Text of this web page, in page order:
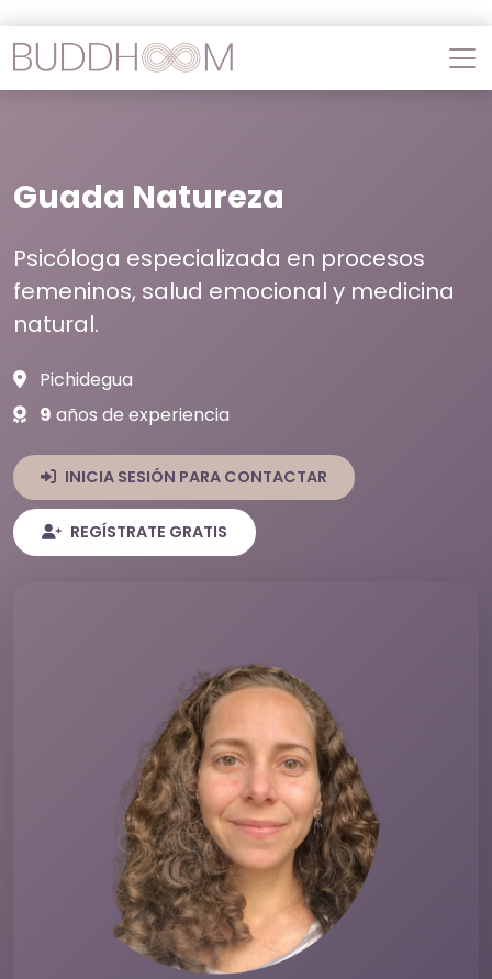
Guada Natureza
Psicóloga especializada en procesos
femeninos, salud emocional y medicina
natural.
Pichidegua
9 años de experiencia
INICIA SESIÓN PARA CONTACTAR
REGÍSTRATE GRATIS